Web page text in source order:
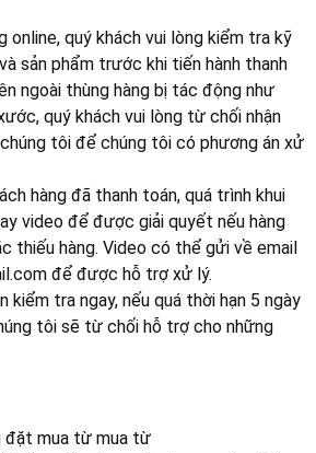
online, quý khách vui lòng kiểm tra kỹ
sản phẩm trước khi tiến hành thanh
ngoài thùng hàng bị tác động như
quý khách vui lòng từ chối nhận
tôi để chúng tôi có phương án xử
hàng đã thanh toán, quá trình khui
video để được giải quyết nếu hàng
thiếu hàng. Video có thể gửi về email
để được hỗ trợ xử lý.
kiểm tra ngay, nếu quá thời hạn 5 ngày
tôi sẽ từ chối hỗ trợ cho những
đặt mua từ mua từ